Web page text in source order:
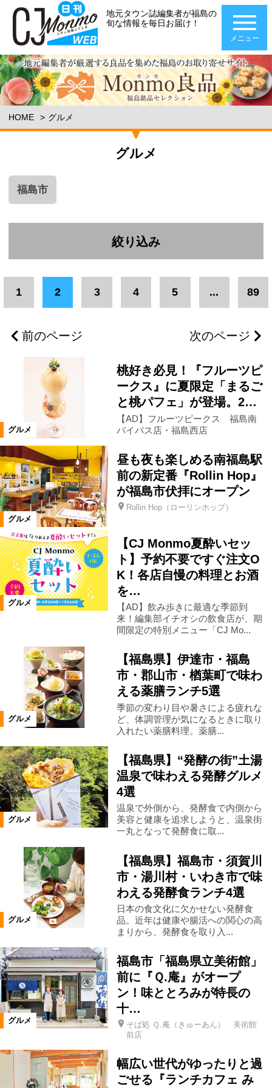
地元タウン誌編集者が福島の
旬な情報を毎日お届け！
メニュー
HOME グルメ
グルメ
福島市
絞り込み
エリア
二本松市 県北エリア 伊達市
会津若松市 南相馬市 いわき市
会津エリア 浜通りエリア
三春町 富岡町 柳津町
本宮市 楢葉町 猪苗代町
須賀川市 湯川村 会津坂下町
北塩原村 喜多方市 田村市
白河市 県南エリア 西郷村
会津美里町 大熊町 相馬市
玉川村 大玉村 鏡石町
石川町 浅川町 川俣町
飯舘村 新地町 国見町
桑折町 福島県全域 西会津町
磐梯町
泉崎村 平田村 塙町 三島町
金山町 下郷町 南会津町
浪江町 昭和村 只見町
川内村 棚倉町 広野町
山形県 宮城県 鮫川村
前のページ
1 2 3 4 5 ... 89
次のページ
グルメ
桃好き必見！『フルーツピ
ークス』に夏限定「まるご
と桃パフェ」が登場。2…
【AD】フルーツピークス 福島南
バイパス店・福島西店
グルメ
昼も夜も楽しめる南福島駅
前の新定番『Rollin Hop』
が福島市伏拝にオープン
Rollin Hop（ローリンホップ）
グルメ
【CJ Monmo夏酔いセッ
ト】予約不要ですぐ注文O
K！各店自慢の料理とお酒
を…
【AD】飲み歩きに最適な季節到
来！編集部イチオシの飲食店が、期
間限定の特別メニュー「CJ Mo...
グルメ
【福島県】伊達市・福島
市・郡山市・楢葉町で味わ
える薬膳ランチ5選
季節の変わり目や暑さによる疲れな
ど、体調管理が気になるときに取り
入れたい薬膳料理。薬膳...
グルメ
【福島県】“発酵の街”土湯
温泉で味わえる発酵グルメ
4選
温泉で外側から、発酵食で内側から
美容と健康を追求しようと、温泉街
一丸となって発酵食に取...
グルメ
【福島県】福島市・須賀川
市・湯川村・いわき市で味
わえる発酵食ランチ4選
日本の食文化に欠かせない発酵食
品。近年は健康や腸活への関心の高
まりから、発酵食を取り入...
グルメ
福島市「福島県立美術館」
前に『Ｑ.庵』がオープ
ン！味ととろみが特長の
十…
そば処 Ｑ.庵（きゅーあん） 美術館
前店
幅広い世代がゆったりと過
ごせる『ランチカフェ み